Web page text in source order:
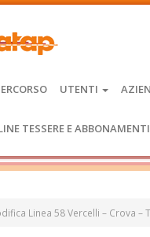
UTENTI
TESSERE E ABBONAMENTI
Linea 58 Vercelli – Crova –